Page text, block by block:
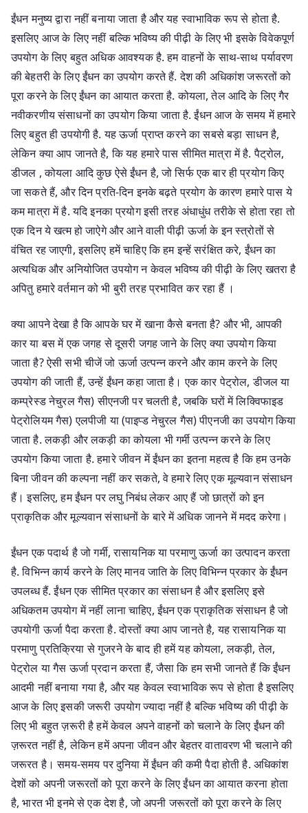
ईंधन मनुष्य द्वारा नहीं बनाया जाता है और यह स्वाभाविक रूप से होता है.
इसलिए आज के लिए नहीं बल्कि भविष्य की पीढ़ी के लिए भी इसके विवेकपूर्ण
उपयोग के लिए बहुत अधिक आवश्यक है. हम वाहनों के साथ-साथ पर्यावरण
की बेहतरी के लिए ईंधन का उपयोग करते हैं. देश की अधिकांश जरूरतों को
पूरा करने के लिए ईंधन का आयात करता है. कोयला, तेल आदि के लिए गैर
नवीकरणीय संसाधनों का उपयोग किया जाता है. ईंधन आज के समय में हमारे
लिए बहुत ही उपयोगी है. यह ऊर्जा प्राप्त करने का सबसे बड़ा साधन है,
लेकिन क्या आप जानते है, कि यह हमारे पास सीमित मात्रा में है. पैट्रोल,
डीजल , कोयला आदि कुछ ऐसे ईंधन है, जो सिर्फ एक बार ही प्रयोग किए
जा सकते हैं, और दिन प्रति-दिन इनके बढ़ते प्रयोग के कारण हमारे पास ये
कम मात्रा में है. यदि इनका प्रयोग इसी तरह अंधाधुंध तरीके से होता रहा तो
एक दिन ये खत्म हो जाऐगे और आने वाली पीढ़ी ऊर्जा के इन स्त्रोतों से
वंचित रह जाएगी, इसलिए हमें चाहिए कि हम इन्हें सरंक्षित करे, ईंधन का
अत्यधिक और अनियोजित उपयोग न केवल भविष्य की पीढ़ी के लिए खतरा है
अपितु हमारे वर्तमान को भी बुरी तरह प्रभावित कर रहा हैं ।
क्या आपने देखा है कि आपके घर में खाना कैसे बनता है? और भी, आपकी
कार या बस में एक जगह से दूसरी जगह जाने के लिए क्या उपयोग किया
जाता है? ऐसी सभी चीजें जो ऊर्जा उत्पन्न करने और काम करने के लिए
उपयोग की जाती हैं, उन्हें ईंधन कहा जाता है। एक कार पेट्रोल, डीजल या
कम्प्रेस्ड नेचुरल गैस) सीएनजी पर चलती है, जबकि घरों में लिक्विफाइड
पेट्रोलियम गैस) एलपीजी या (पाइप्ड नेचुरल गैस) पीएनजी का उपयोग किया
जाता है. लकड़ी और लकड़ी का कोयला भी गर्मी उत्पन्न करने के लिए
उपयोग किया जाता है. हमारे जीवन में ईंधन का इतना महत्व है कि हम उनके
बिना जीवन की कल्पना नहीं कर सकते, वे हमारे लिए एक मूल्यवान संसाधन
हैं। इसलिए, हम ईंधन पर लघु निबंध लेकर आए हैं जो छात्रों को इन
प्राकृतिक और मूल्यवान संसाधनों के बारे में अधिक जानने में मदद करेगा।
ईंधन एक पदार्थ है जो गर्मी, रासायनिक या परमाणु ऊर्जा का उत्पादन करता
है. विभिन्न कार्य करने के लिए मानव जाति के लिए विभिन्न प्रकार के ईंधन
उपलब्ध हैं. ईंधन एक सीमित प्रकार का संसाधन है और इसलिए इसे
अधिकतम उपयोग में नहीं लाना चाहिए, ईंधन एक प्राकृतिक संसाधन है जो
उपयोगी ऊर्जा पैदा करता है. दोस्तों क्या आप जानते है, यह रासायनिक या
परमाणु प्रतिक्रिया से गुजरने के बाद ही हमें यह कोयला, लकड़ी, तेल,
पेट्रोल या गैस ऊर्जा प्रदान करता हैं, जैसा कि हम सभी जानते हैं कि ईंधन
आदमी नहीं बनाया गया है, और यह केवल स्वाभाविक रूप से होता है इसलिए
आज के लिए इसकी जरूरी उपयोग ज्यादा नहीं है बल्कि भविष्य की पीढ़ी के
लिए भी बहुत ज़रूरी है हमें केवल अपने वाहनों को चलाने के लिए ईंधन की
ज़रूरत नहीं है, लेकिन हमें अपना जीवन और बेहतर वातावरण भी चलाने की
जरूरत है। समय-समय पर दुनिया में ईंधन की कमी पैदा होती है. अधिकांश
देशों को अपनी जरूरतों को पूरा करने के लिए ईंधन का आयात करना होता
है, भारत भी इनमे से एक देश है, जो अपनी जरूरतों को पूरा करने के लिए